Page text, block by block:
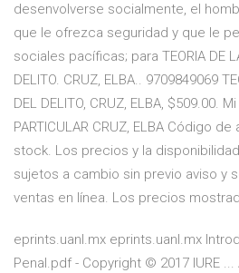
desenvolverse socialmente, el
que le ofrezca seguridad y que le
sociales pacíficas; para TEORIA DE
DELITO. CRUZ, ELBA.. 9709849069
DEL DELITO, CRUZ, ELBA, $509.00.
PARTICULAR CRUZ, ELBA Código
stock. Los precios y la
sujetos a cambio sin previo aviso y
ventas en línea. Los precios
eprints.uanl.mx eprints.uanl.mx
Penal.pdf - Copyright © 2017 IURE